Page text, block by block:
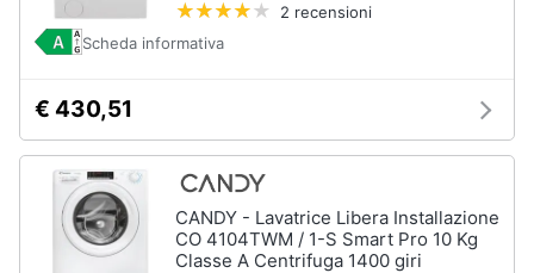
2 recensioni
Scheda informativa
€ 430,51
CANDY - Lavatrice Libera Installazione
CO 4104TWM / 1-S Smart Pro 10 Kg
Classe A Centrifuga 1400 giri